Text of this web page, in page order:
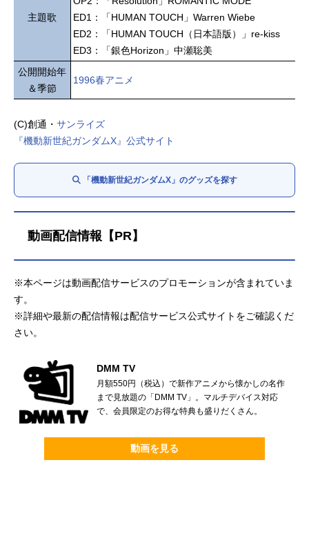
主題歌
ED1：「HUMAN TOUCH」Warren Wiebe
ED2：「HUMAN TOUCH（日本語版）」re-kiss
ED3：「銀色Horizon」中瀬聡美
公開開始年
＆季節
1996春アニメ
(C)創通・ サンライズ
『機動新世紀ガンダムX』公式サイト
「機動新世紀ガンダムX」のグッズを探す
動画配信情報【PR】
※本ページは動画配信サービスのプロモーションが含まれていま
す。
※詳細や最新の配信情報は配信サービス公式サイトをご確認くだ
さい。
DMM TV
月額550円（税込）で新作アニメから懐かしの名作
まで見放題の「DMM TV」。マルチデバイス対応
で、会員限定のお得な特典も盛りだくさん。
動画を見る